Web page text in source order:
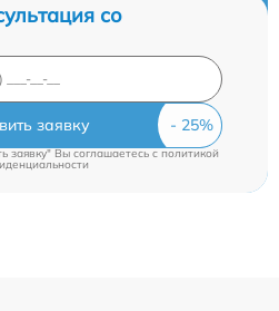
со
заявку
заявку" Вы соглашаетесь cполитикой